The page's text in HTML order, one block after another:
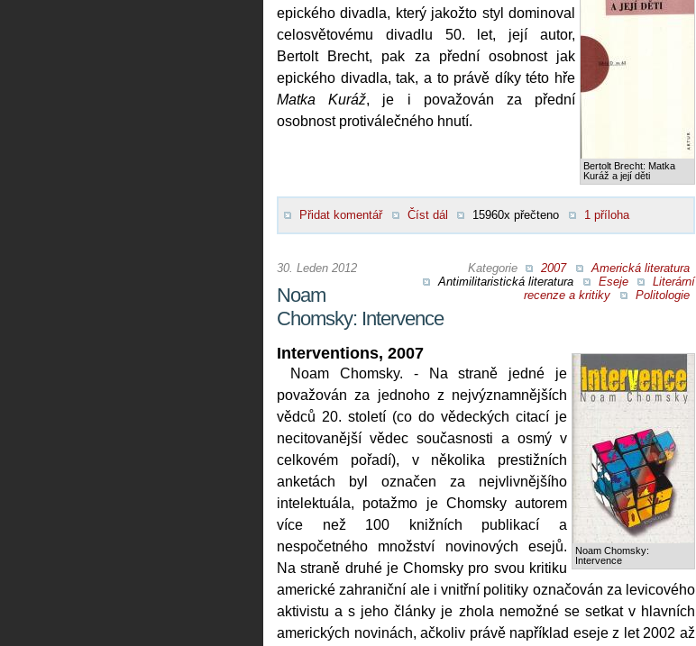
Bertolt Brecht: Matka
Kuráž a její děti
epického divadla, který jakožto styl dominoval
celosvětovému divadlu 50. let, její autor,
Bertolt Brecht, pak za přední osobnost jak
epického divadla, tak, a to právě díky této hře
Matka Kuráž, je i považován za přední
osobnost protiválečného hnutí.
Přidat komentář Číst dál 15960x přečteno 1 příloha
Kategorie 2007
Americká literatura
Antimilitaristická literatura
Eseje
Literární
recenze a kritiky
Politologie
30. Leden 2012
Noam
Chomsky: Intervence
Noam Chomsky:
Intervence
Interventions, 2007
Noam Chomsky. - Na straně jedné je
považován za jednoho z nejvýznamnějších
vědců 20. století (co do vědeckých citací je
necitovanější vědec současnosti a osmý v
celkovém pořadí), v několika prestižních
anketách byl označen za nejvlivnějšího
intelektuála, potažmo je Chomsky autorem
více než 100 knižních publikací a
nespočetného množství novinových esejů.
Na straně druhé je Chomsky pro svou kritiku
americké zahraniční ale i vnitřní politiky označován za levicového
aktivistu a s jeho články je zhola nemožné se setkat v hlavních
amerických novinách, ačkoliv právě například eseje z let 2002 až